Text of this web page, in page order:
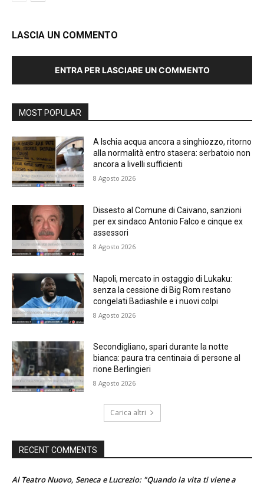
LASCIA UN COMMENTO
ENTRA PER LASCIARE UN COMMENTO
MOST POPULAR
A Ischia acqua ancora a singhiozzo, ritorno
alla normalità entro stasera: serbatoio non
ancora a livelli sufficienti
8 Agosto 2026
Dissesto al Comune di Caivano, sanzioni
per ex sindaco Antonio Falco e cinque ex
assessori
8 Agosto 2026
Napoli, mercato in ostaggio di Lukaku:
senza la cessione di Big Rom restano
congelati Badiashile e i nuovi colpi
8 Agosto 2026
Secondigliano, spari durante la notte
bianca: paura tra centinaia di persone al
rione Berlingieri
8 Agosto 2026
Carica altri
RECENT COMMENTS
Al Teatro Nuovo, Seneca e Lucrezio: "Quando la vita ti viene a